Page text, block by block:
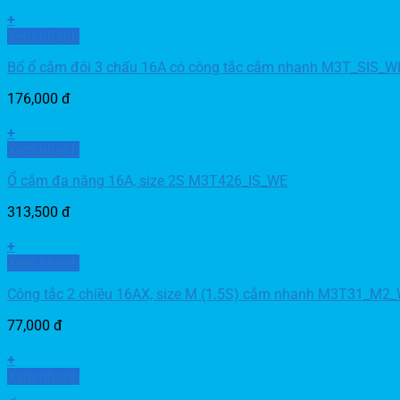
+
Bổ ổ cắm đôi 3 chấu 16A có công tắc cắm nhanh
176,000 đ
+
Ổ cắm đa năng 16A, size 2S M3T426_IS_WE
313,500 đ
+
Công tắc 2 chiều 16AX, size M (1.5S) cắm nhanh
77,000 đ
+